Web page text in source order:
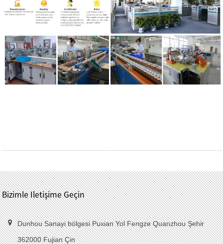
Bizimle Iletişime Geçin
Dunhou Sanayi bölgesi Puxian Yol Fengze Quanzhou Şehir
362000 Fujian Çin